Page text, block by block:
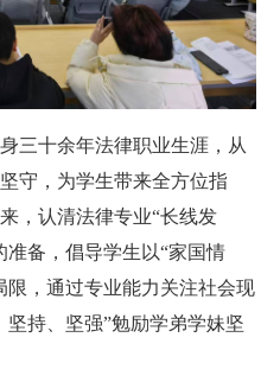
三十余年法律职业生涯，从
守，为学生带来全方位指
，认清法律专业“长线发
准备，倡导学生以“家国情
限，通过专业能力关注社会现
持、坚强”勉励学弟学妹坚